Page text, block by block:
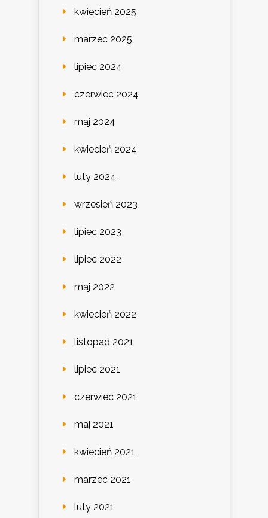
kwiecień 2025
marzec 2025
lipiec 2024
czerwiec 2024
maj 2024
kwiecień 2024
luty 2024
wrzesień 2023
lipiec 2023
lipiec 2022
maj 2022
kwiecień 2022
listopad 2021
lipiec 2021
czerwiec 2021
maj 2021
kwiecień 2021
marzec 2021
luty 2021